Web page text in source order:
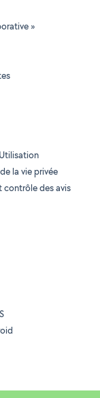
»
la vie privée
contrôle des avis